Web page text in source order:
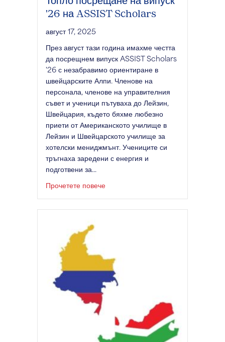
'26 на ASSIST Scholars
август 17, 2025
През август тази година имахме честта
да посрещнем випуск ASSIST Scholars
'26 с незабравимо ориентиране в
швейцарските Алпи. Членове на
персонала, членове на управителния
съвет и ученици пътуваха до Лейзин,
Швейцария, където бяхме любезно
приети от Американското училище в
Лейзин и Швейцарското училище за
хотелски мениджмънт. Учениците си
тръгнаха заредени с енергия и
подготвени за...
Прочетете повечеза Топло посрещане на випуск